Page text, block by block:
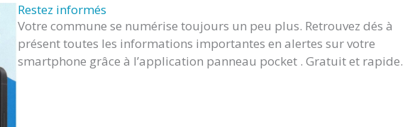
Restez informés
Votre commune se numérise toujours un peu plus. Retrouvez dés à
présent toutes les informations importantes en alertes sur votre
smartphone grâce à l’application panneau pocket . Gratuit et rapide.